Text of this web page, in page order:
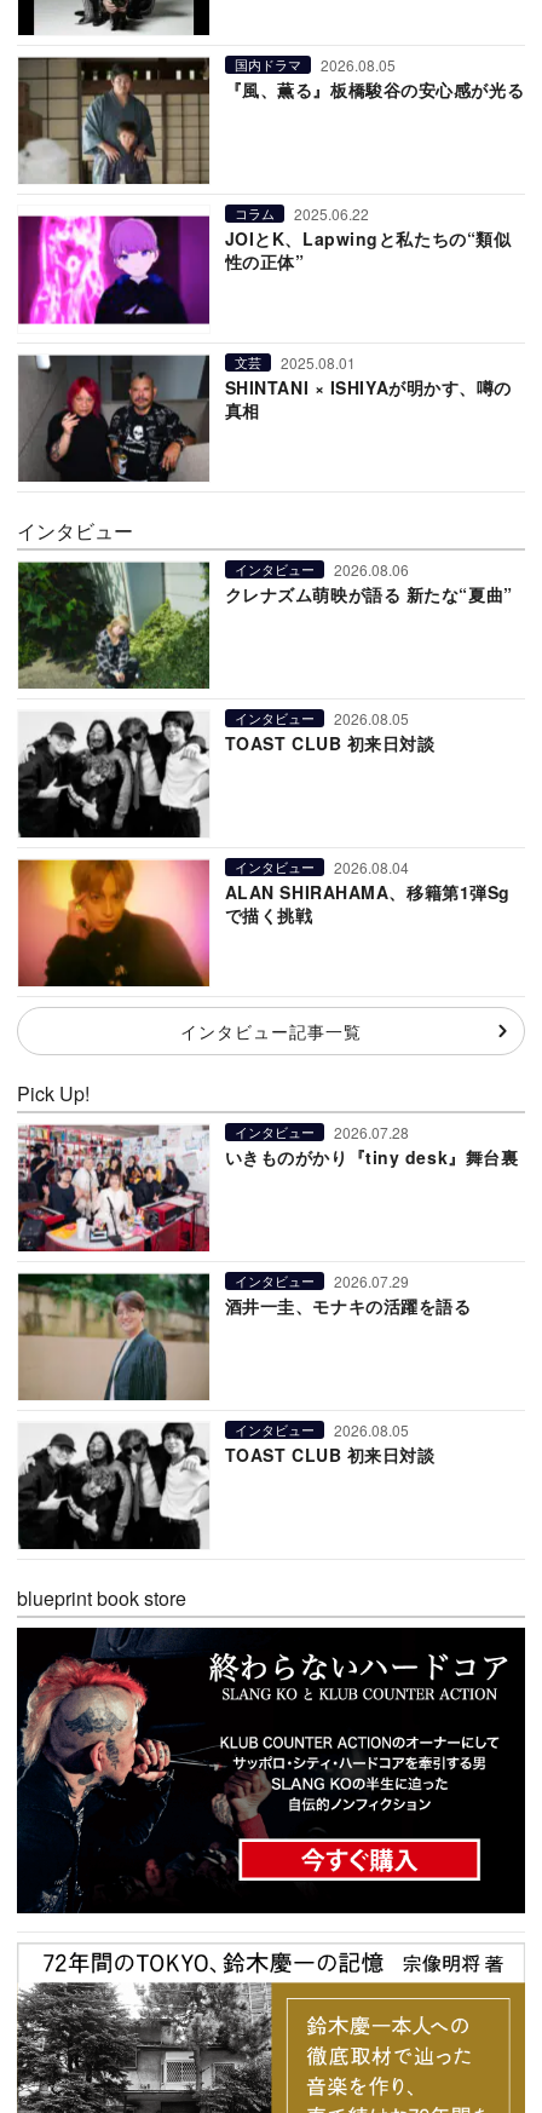
国内ドラマ 2026.08.05
『風、薫る』板橋駿谷の安心感が光る
コラム 2025.06.22
JOIとK、Lapwingと私たちの“類似
性の正体”
文芸 2025.08.01
SHINTANI × ISHIYAが明かす、噂の
真相
インタビュー
インタビュー 2026.08.06
クレナズム萌映が語る 新たな“夏曲”
インタビュー 2026.08.05
TOAST CLUB 初来日対談
インタビュー 2026.08.04
ALAN SHIRAHAMA、移籍第1弾Sg
で描く挑戦
インタビュー記事一覧
Pick Up!
インタビュー 2026.07.28
いきものがかり『tiny desk』舞台裏
インタビュー 2026.07.29
酒井一圭、モナキの活躍を語る
インタビュー 2026.08.05
TOAST CLUB 初来日対談
blueprint book store